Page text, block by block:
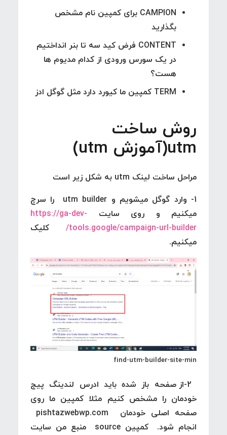
CAMPION برای کمپین نام مشخص
بگذارید
CONTENT فرض کید سه تا بنر انداختیم
در یک سورس ورودی از کدام مدیوم ها
هست؟
TERM کمپین ما کیورد دارد مثل گوگل ادز
روش ساخت
utm(آموزش utm)
مراحل ساخت لینک utm به شکل زیر است
1- وارد گوگل میشویم و utm builder را سرچ
میکنیم و روی سایت https://ga-dev-
tools.google/campaign-url-builder/
کلیک
میکنیم.
find-utm-builder-site-min
2-از صفحه باز شده باید ادرس لندینگ پیج
خودمان را مشخص کنیم مثلا کمپین ما روی
انجام شود. کمپین source منبع من سایت